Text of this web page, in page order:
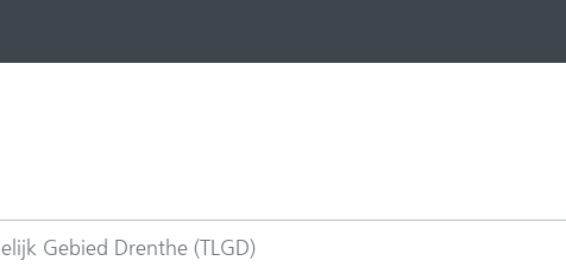
Gebied Drenthe (TLGD)